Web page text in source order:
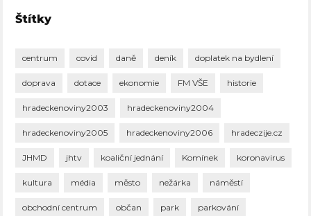
Štítky
centrum covid daně deník doplatek na bydlení
doprava dotace ekonomie FM VŠE historie
hradeckenoviny2003 hradeckenoviny2004
hradeckenoviny2005 hradeckenoviny2006 hradeczije.cz
JHMD jhtv koaliční jednání Komínek koronavirus
kultura média město nežárka náměstí
obchodní centrum občan park parkování